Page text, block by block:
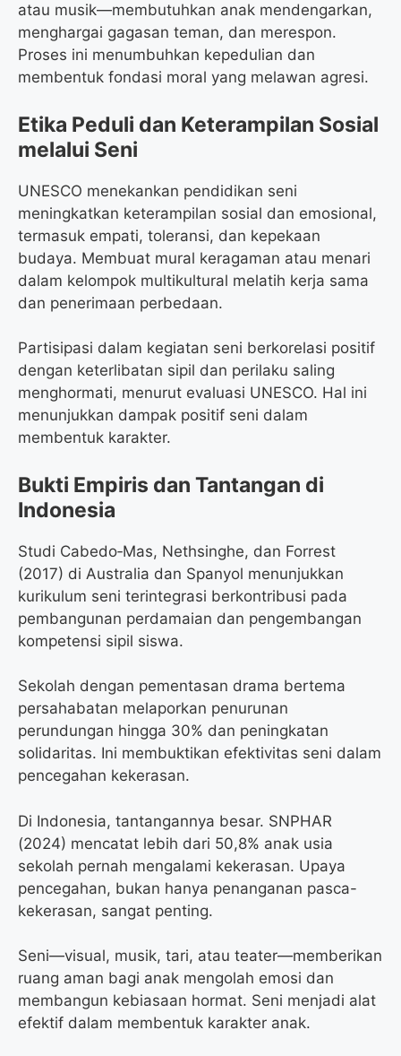
atau musik—membutuhkan anak mendengarkan,
menghargai gagasan teman, dan merespon.
Proses ini menumbuhkan kepedulian dan
membentuk fondasi moral yang melawan agresi.
Etika Peduli dan Keterampilan Sosial
melalui Seni
UNESCO menekankan pendidikan seni
meningkatkan keterampilan sosial dan emosional,
termasuk empati, toleransi, dan kepekaan
budaya. Membuat mural keragaman atau menari
dalam kelompok multikultural melatih kerja sama
dan penerimaan perbedaan.
Partisipasi dalam kegiatan seni berkorelasi positif
dengan keterlibatan sipil dan perilaku saling
menghormati, menurut evaluasi UNESCO. Hal ini
menunjukkan dampak positif seni dalam
membentuk karakter.
Bukti Empiris dan Tantangan di
Indonesia
Studi Cabedo‐Mas, Nethsinghe, dan Forrest
(2017) di Australia dan Spanyol menunjukkan
kurikulum seni terintegrasi berkontribusi pada
pembangunan perdamaian dan pengembangan
kompetensi sipil siswa.
Sekolah dengan pementasan drama bertema
persahabatan melaporkan penurunan
perundungan hingga 30% dan peningkatan
solidaritas. Ini membuktikan efektivitas seni dalam
pencegahan kekerasan.
Di Indonesia, tantangannya besar. SNPHAR
(2024) mencatat lebih dari 50,8% anak usia
sekolah pernah mengalami kekerasan. Upaya
pencegahan, bukan hanya penanganan pasca-
kekerasan, sangat penting.
Seni—visual, musik, tari, atau teater—memberikan
ruang aman bagi anak mengolah emosi dan
membangun kebiasaan hormat. Seni menjadi alat
efektif dalam membentuk karakter anak.